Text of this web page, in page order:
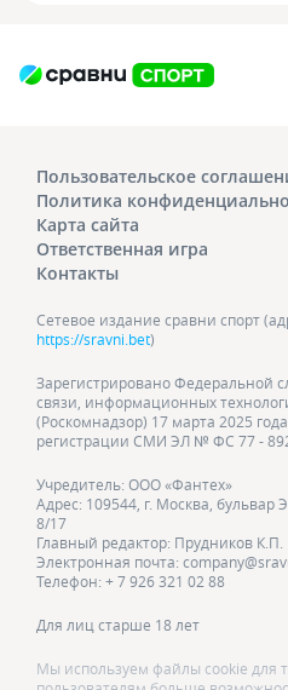
Пользовательское
Политика
Карта сайта
Ответственная игра
Контакты
Сетевое издание сравни спорт
https://sravni.bet)
Зарегистрировано Федеральной
связи, информационных
(Роскомнадзор) 17 марта 2025
регистрации СМИ ЭЛ № ФС 77 -
Учредитель: ООО «Фантех»
Адрес: 109544, г. Москва, бульвар
8/17
Главный редактор: Прудников К.П.
Электронная почта:
Телефон: + 7 926 321 02 88
Для лиц старше 18 лет
Мы используем файлы cookie для